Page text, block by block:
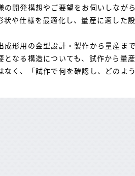
の開発構想やご要望をお伺いしな
状や仕様を最適化し、量産に適した
成形用の金型設計・製作から量産
なる構造についても、試作から量
く、「試作で何を確認し、どのよ